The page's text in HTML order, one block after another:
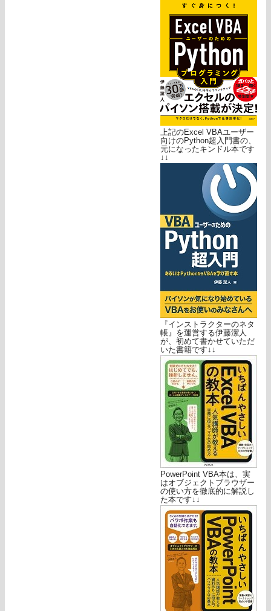
上記のExcel VBAユーザー
向けのPython超入門書の、
元になったキンドル本です
↓↓
『インストラクターのネタ
帳』を運営する伊藤潔人
が、初めて書かせていただ
いた書籍です↓↓
PowerPoint VBA本は、実
はオブジェクトブラウザー
の使い方を徹底的に解説し
た本です↓↓